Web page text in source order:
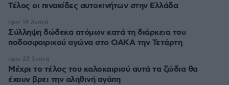
Τέλος οι πινακίδες αυτοκινήτων στην Ελλάδα
Σύλληψη δώδεκα ατόμων κατά τη διάρκεια του
ποδοσφαιρικού αγώνα στο ΟΑΚΑ την Τετάρτη
πριν 14 λεπτά
Μέχρι το τέλος του καλοκαιριού αυτά τα ζώδια θα
έχουν βρει την αληθινή αγάπη
πριν 22 λεπτά